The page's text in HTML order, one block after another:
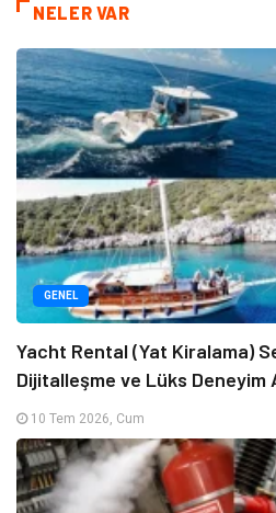
NELER VAR
GENEL
Yacht Rental (Yat Kiralama)
Dijitalleşme ve Lüks Deneyim
10 Tem 2026, Cum